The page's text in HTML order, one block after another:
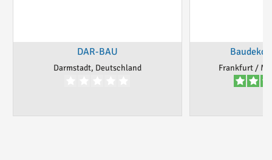
DAR-BAU
Darmstadt, Deutschland Frankfurt /